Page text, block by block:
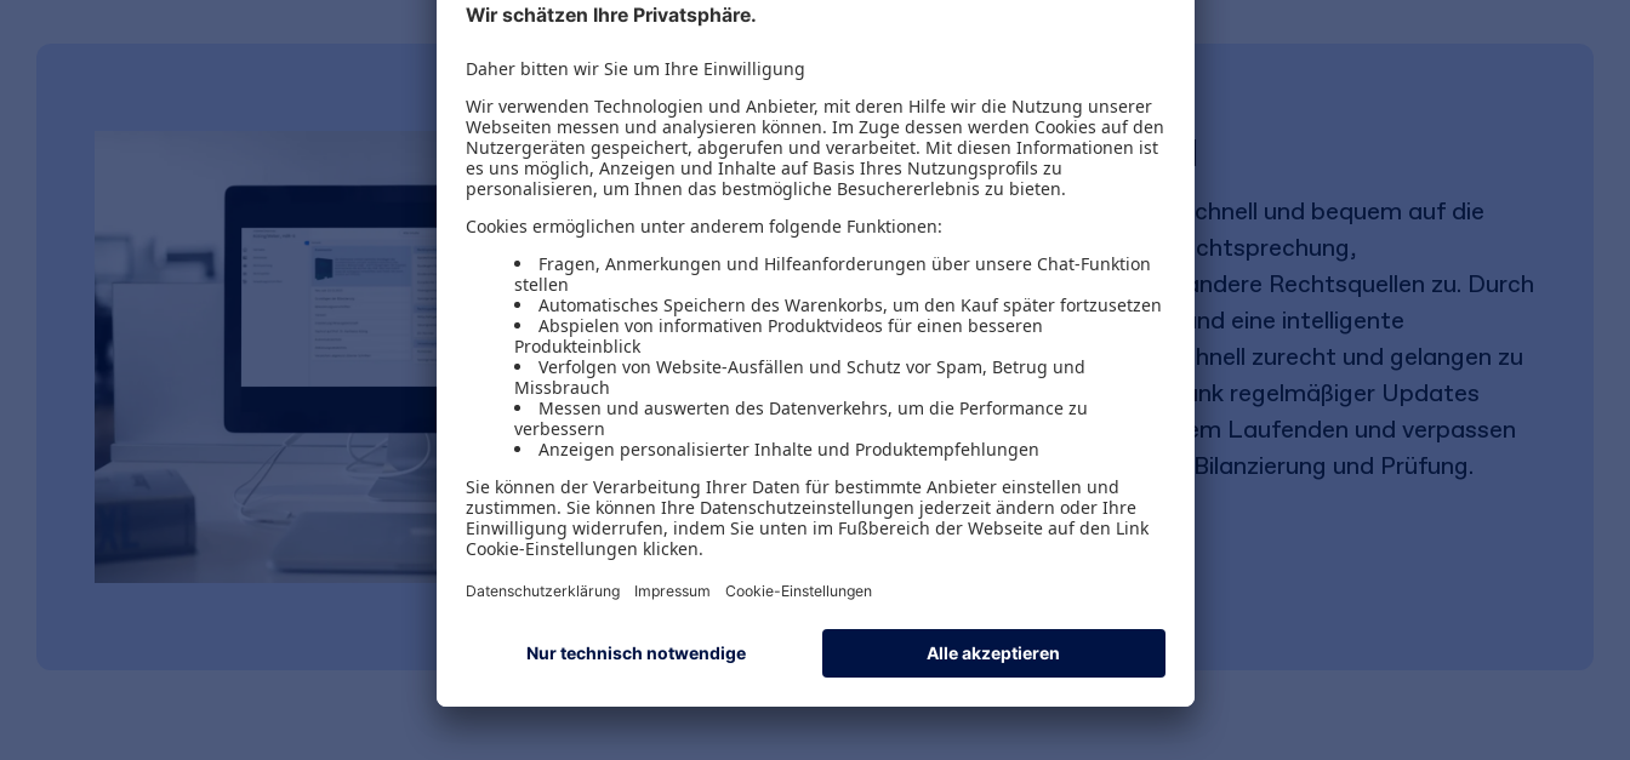
Alles aus einer Hand
Von der Startseite greifen Sie schnell und bequem auf die
Kommentierungen sowie die Rechtsprechung,
Verwaltungsanweisungen und andere Rechtsquellen zu. Durch
eine intuitive Benutzerführung und eine intelligente
Volltextsuche finden Sie sich schnell zurecht und gelangen zu
Ihren gewünschten Inhalten. Dank regelmäßiger Updates
bleiben Sie zudem immer auf dem Laufenden und verpassen
keine wichtigen Änderungen zu Bilanzierung und Prüfung.